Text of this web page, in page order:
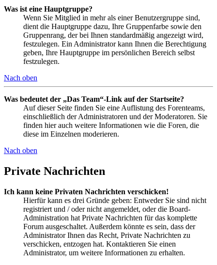
Was ist eine Hauptgruppe?
Wenn Sie Mitglied in mehr als einer Benutzergruppe sind,
dient die Hauptgruppe dazu, Ihre Gruppenfarbe sowie den
Gruppenrang, der bei Ihnen standardmäßig angezeigt wird,
festzulegen. Ein Administrator kann Ihnen die Berechtigung
geben, Ihre Hauptgruppe im persönlichen Bereich selbst
festzulegen.
Nach oben
Was bedeutet der „Das Team“-Link auf der Startseite?
Auf dieser Seite finden Sie eine Auflistung des Forenteams,
einschließlich der Administratoren und der Moderatoren. Sie
finden hier auch weitere Informationen wie die Foren, die
diese im Einzelnen moderieren.
Nach oben
Private Nachrichten
Ich kann keine Privaten Nachrichten verschicken!
Hierfür kann es drei Gründe geben: Entweder Sie sind nicht
registriert und / oder nicht angemeldet, oder die Board-
Administration hat Private Nachrichten für das komplette
Forum ausgeschaltet. Außerdem könnte es sein, dass der
Administrator Ihnen das Recht, Private Nachrichten zu
verschicken, entzogen hat. Kontaktieren Sie einen
Administrator, um weitere Informationen zu erhalten.